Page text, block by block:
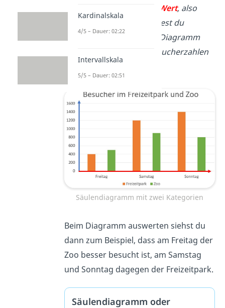
x-Wert, also
Wochentag, zeichnest du
mehrere Säulen ein.
Das Diagramm
vergleicht sie mit den Besucherzahlen
Säulendiagramm mit zwei Kategorien
Beim Diagramm auswerten siehst du
dann zum Beispiel, dass am Freitag der
Zoo besser besucht ist, am Samstag
und Sonntag dagegen der Freizeitpark.
Säulendiagramm oder
Kardinalskala
4/5 – Dauer: 02:22
Intervallskala
5/5 – Dauer: 02:51